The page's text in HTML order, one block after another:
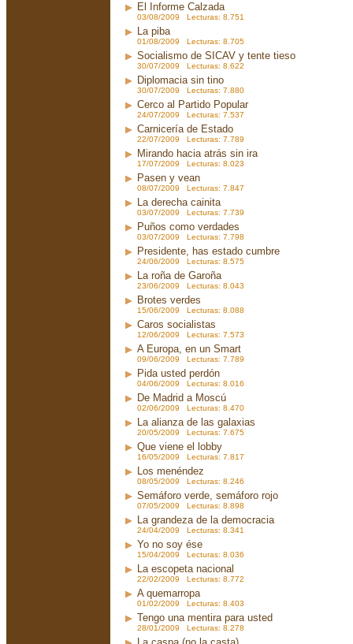
El Informe Calzada
03/08/2009 Lecturas: 8.751
La piba
01/08/2009 Lecturas: 8.705
Socialismo de SICAV y tente tieso
30/07/2009 Lecturas: 8.622
Diplomacia sin tino
30/07/2009 Lecturas: 7.880
Cerco al Partido Popular
24/07/2009 Lecturas: 7.537
Carnicería de Estado
22/07/2009 Lecturas: 7.789
Mirando hacia atrás sin ira
17/07/2009 Lecturas: 8.023
Pasen y vean
08/07/2009 Lecturas: 7.847
La derecha cainita
03/07/2009 Lecturas: 7.739
Puños como verdades
03/07/2009 Lecturas: 7.798
Presidente, has estado cumbre
24/06/2009 Lecturas: 8.575
La roña de Garoña
23/06/2009 Lecturas: 8.043
Brotes verdes
15/06/2009 Lecturas: 8.088
Caros socialistas
12/06/2009 Lecturas: 7.573
A Europa, en un Smart
09/06/2009 Lecturas: 7.789
Pida usted perdón
04/06/2009 Lecturas: 8.016
De Madrid a Moscú
02/06/2009 Lecturas: 8.470
La alianza de las galaxias
20/05/2009 Lecturas: 7.675
Que viene el lobby
16/05/2009 Lecturas: 7.817
Los menéndez
08/05/2009 Lecturas: 8.246
Semáforo verde, semáforo rojo
07/05/2009 Lecturas: 8.898
La grandeza de la democracia
24/04/2009 Lecturas: 8.341
Yo no soy ése
15/04/2009 Lecturas: 8.036
La escopeta nacional
22/02/2009 Lecturas: 8.772
A quemarropa
01/02/2009 Lecturas: 8.403
Tengo una mentira para usted
28/01/2009 Lecturas: 8.278